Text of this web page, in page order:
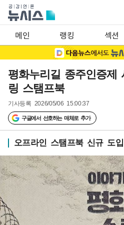
메인 랭킹 섹션
평화누리길 종주인증제
링 스탬프북
기사등록 2026/05/06 15:00:37
구글에서 선호하는 매체로 추가
오프라인 스탬프북 신규 도입